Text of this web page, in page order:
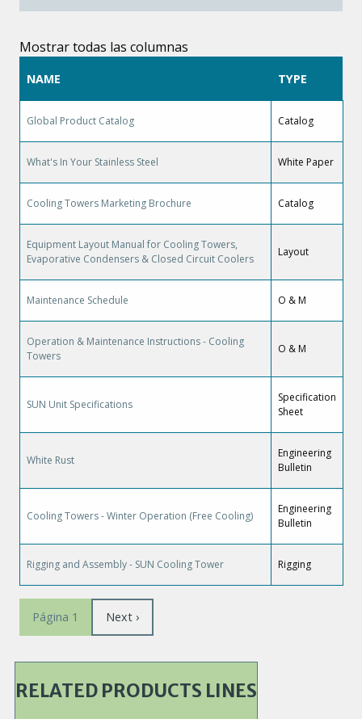
Mostrar todas las columnas
NAME TYPE
Global Product Catalog Catalog
What's In Your Stainless Steel White Paper
Cooling Towers Marketing Brochure Catalog
Equipment Layout Manual for Cooling Towers,
Evaporative Condensers & Closed Circuit Coolers
Layout
Maintenance Schedule O & M
Operation & Maintenance Instructions - Cooling
Towers
O & M
SUN Unit Specifications
Specification
Sheet
White Rust
Engineering
Bulletin
Cooling Towers - Winter Operation (Free Cooling)
Engineering
Bulletin
Rigging and Assembly - SUN Cooling Tower Rigging
Paginación
Página 1 Siguiente
Next ›
RELATED PRODUCTS LINES